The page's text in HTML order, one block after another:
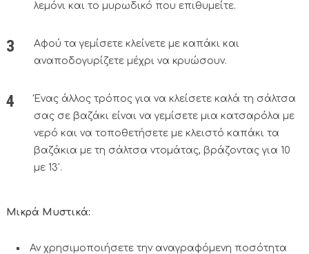
λεμόνι και το μυρωδικό που επιθυμείτε.
Αφού τα γεμίσετε κλείνετε με καπάκι και
αναποδογυρίζετε μέχρι να κρυώσουν.
Ένας άλλος τρόπος για να κλείσετε καλά τη σάλτσα
σας σε βαζάκι είναι να γεμίσετε μια κατσαρόλα με
νερό και να τοποθετήσετε με κλειστό καπάκι τα
βαζάκια με τη σάλτσα ντομάτας, βράζοντας για 10
με 13′.
Μικρά Μυστικά:
Αν χρησιμοποιήσετε την αναγραφόμενη ποσότητα